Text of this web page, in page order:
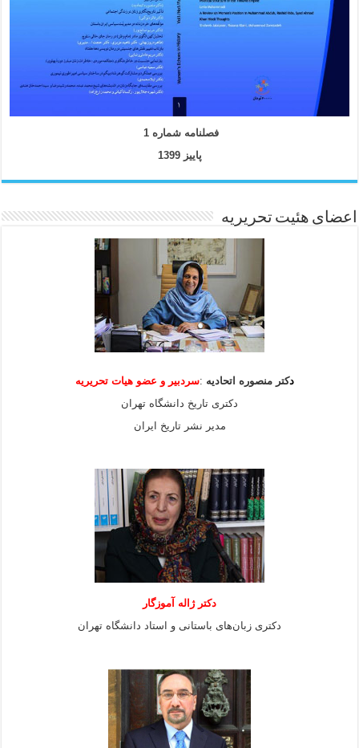
فصلنامه شماره 1
پاییز 1399
اعضای هئیت تحریریه
دکتر منصوره اتحادیه :سردبیر و عضو هیاتتحریریه
دکتری تاریخ دانشگاه تهران
مدیر نشر تاریخ ایران
دکتر ژاله آموزگار
دکتری زبان‌های باستانی و استاد دانشگاه تهران